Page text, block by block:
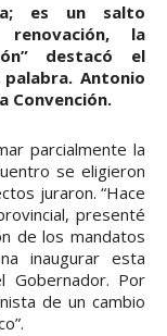
es un salto
la
destacó el
Antonio
Convención.
parcialmente la
se eligieron
juraron. “Hace
presenté
de los mandatos
inaugurar esta
Gobernador. Por
de un cambio